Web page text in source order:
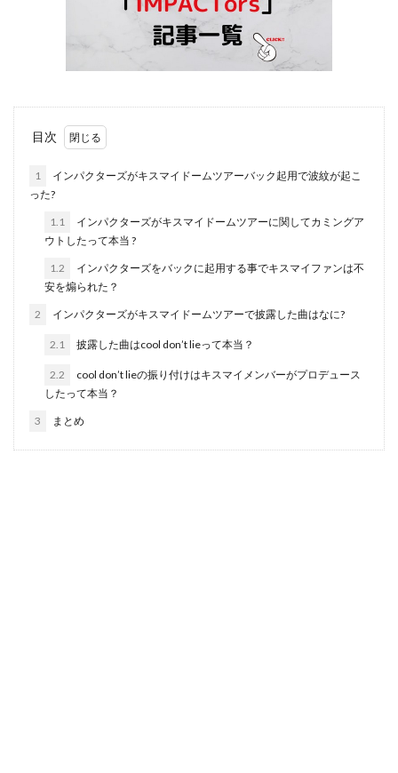
目次
1
インパクターズがキスマイドームツアーバック起用で波紋が起こ
った?
1.1
インパクターズがキスマイドームツアーに関してカミングア
ウトしたって本当 ?
1.2
インパクターズをバックに起用する事でキスマイファンは不
安を煽られた？
2 インパクターズがキスマイドームツアーで披露した曲はなに?
2.1 披露した曲はcool don’t lieって本当？
2.2
cool don’t lieの振り付けはキスマイメンバーがプロデュース
したって本当？
3 まとめ